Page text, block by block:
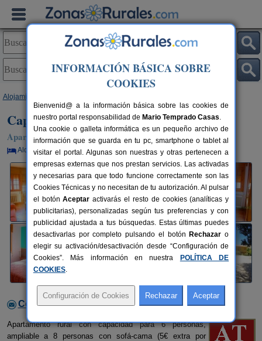
Alojamientos
Capellanía 7
Apartamento en Arroyo Frío / La Iruela (Jaén)
Alquiler por habitaciones 2-8 plazas 123 km de Jaén
Contactar con el alojamiento
Apartamento rural con capacidad para 6 personas,
ampliable a 8 personas con sofá-cama (5€ extra por
INFORMACIÓN BÁSICA SOBRE
COOKIES
Bienvenid@ a la información básica sobre las cookies de
nuestro portal responsabilidad de Mario Temprado Casas.
Una cookie o galleta informática es un pequeño archivo de
información que se guarda en tu pc, smartphone o tablet al
visitar el portal. Algunas son nuestras y otras pertenecen a
empresas externas que nos prestan servicios. Las activadas
y necesarias para que todo funcione correctamente son las
Cookies Técnicas y no necesitan de tu autorización. Al pulsar
el botónAceptar activarás el resto de cookies (analíticas y
publicitarias), personalizadas según tus preferencias y con
publicidad ajustada a tus búsquedas. Estas últimas puedes
desactivarlas por completo pulsando el botón Rechazar o
elegir su activación/desactivación desde “Configuración de
Cookies”. Más información en nuestra
POLÍTICA DE
COOKIES.